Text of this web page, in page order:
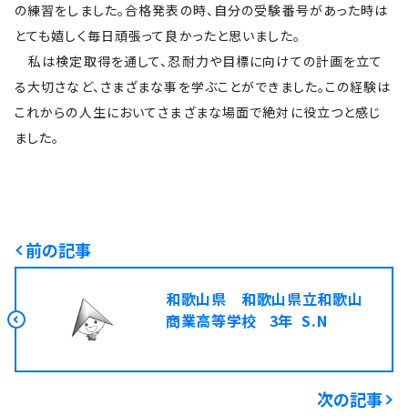
の練習をしました。合格発表の時、自分の受験番号があった時は
とても嬉しく毎日頑張って良かったと思いました。
私は検定取得を通して、忍耐力や目標に向けての計画を立て
る大切さなど、さまざまな事を学ぶことができました。この経験は
これからの人生においてさまざまな場面で絶対に役立つと感じ
ました。
前の記事
和歌山県 和歌山県立和歌山
商業高等学校 3年 S.N
次の記事